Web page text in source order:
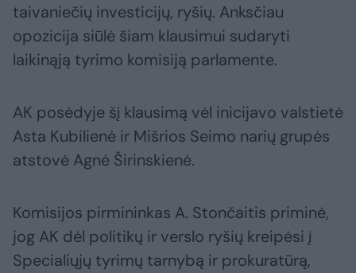
taivaniečių investicijų, ryšių. Anksčiau
opozicija siūlė šiam klausimui sudaryti
laikinąją tyrimo komisiją parlamente.
AK posėdyje šį klausimą vėl inicijavo valstietė
Asta Kubilienė ir Mišrios Seimo narių grupės
atstovė Agnė Širinskienė.
Komisijos pirmininkas A. Stončaitis priminė,
jog AK dėl politikų ir verslo ryšių kreipėsi į
Specialiųjų tyrimų tarnybą ir prokuratūrą,